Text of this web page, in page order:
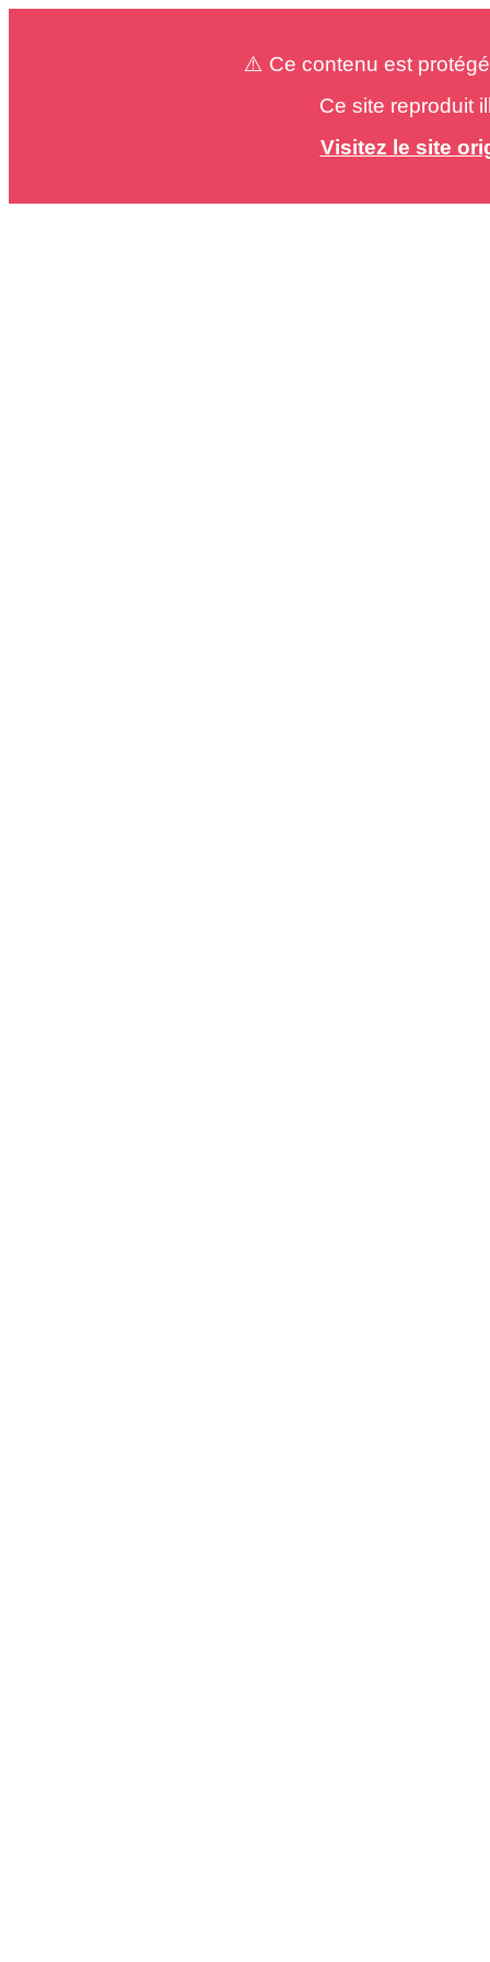
⚠️ Ce contenu est
Ce site reproduit
Visitez le site